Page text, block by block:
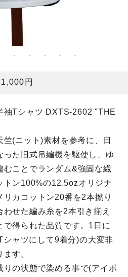
円
Tシャツ DXTS-2602 "THE
(ニット)素材を参考に、日
た旧式吊編機を駆使し、ゆ
むことでランダム&強固な繊
トン100%の12.5ozオリジナ
リカコットン20番を2本撚り
せた編み糸を2本引き揃え
得られた品質です。1日に
ャツにして9着分)の大変非
す。
の状態で染める事で(アイボ